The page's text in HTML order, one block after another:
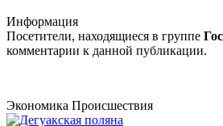
Информация
Посетители, находящиеся в группе
комментарии к данной публикации.
Экономика Происшествия